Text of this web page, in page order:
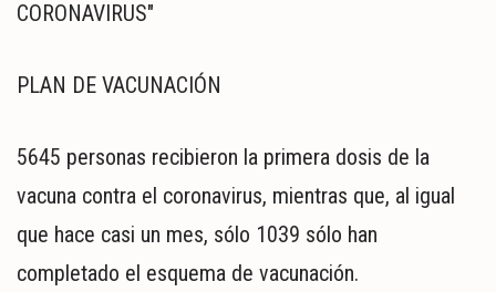
PLAN DE VACUNACIÓN
5645 personas recibieron la primera dosis de la
vacuna contra el coronavirus, mientras que, al igual
que hace casi un mes, sólo 1039 sólo han
completado el esquema de vacunación.